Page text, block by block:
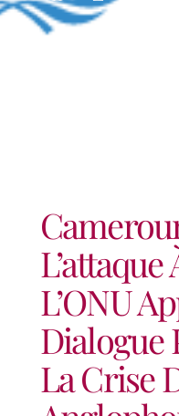
L’ONU
Dialogue
La Crise